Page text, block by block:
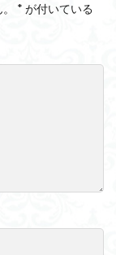
* が付いている